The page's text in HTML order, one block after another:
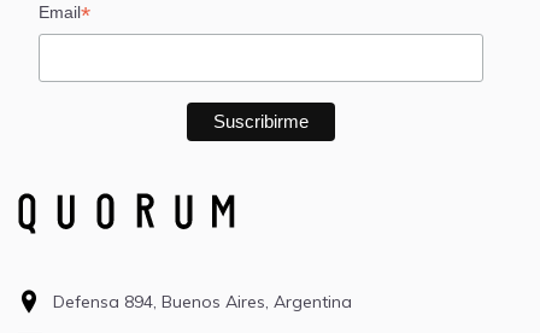
Email*
Defensa 894, Buenos Aires, Argentina